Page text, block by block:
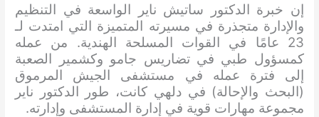
إن خبرة الدكتور ساتيش ناير الواسعة في التنظيم
والإدارة متجذرة في مسيرته المتميزة التي امتدت لـ
23 عامًا في القوات المسلحة الهندية. من عمله
كمسؤول طبي في تضاريس جامو وكشمير الصعبة
إلى فترة عمله في مستشفى الجيش المرموق
(البحث والإحالة) في دلهي كانت، طور الدكتور ناير
مجموعة مهارات قوية في إدارة المستشفى وإدارته.